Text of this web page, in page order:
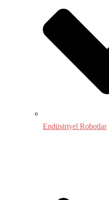
Endüstriyel Robotlar